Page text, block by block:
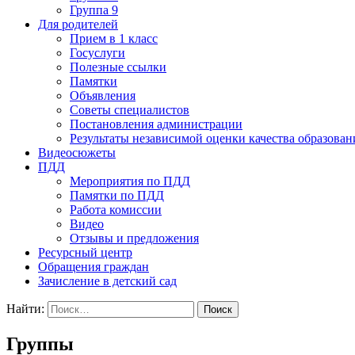
Группа 9
Для родителей
Прием в 1 класс
Госуслуги
Полезные ссылки
Памятки
Объявления
Советы специалистов
Постановления администрации
Результаты независимой оценки качества
Видеосюжеты
ПДД
Мероприятия по ПДД
Памятки по ПДД
Работа комиссии
Видео
Отзывы и предложения
Ресурсный центр
Обращения граждан
Зачисление в детский сад
Найти:
Группы